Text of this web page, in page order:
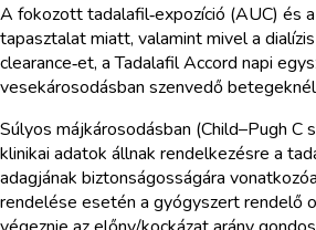
A fokozott tadalafil‑expozíció (AUC) és
tapasztalat miatt, valamint mivel a
clearance‑et, a Tadalafil Accord napi
vesekárosodásban szenvedő
Súlyos májkárosodásban (Child–Pugh C
klinikai adatok állnak rendelkezésre a
adagjának biztonságosságára
rendelése esetén a gyógyszert rendelő